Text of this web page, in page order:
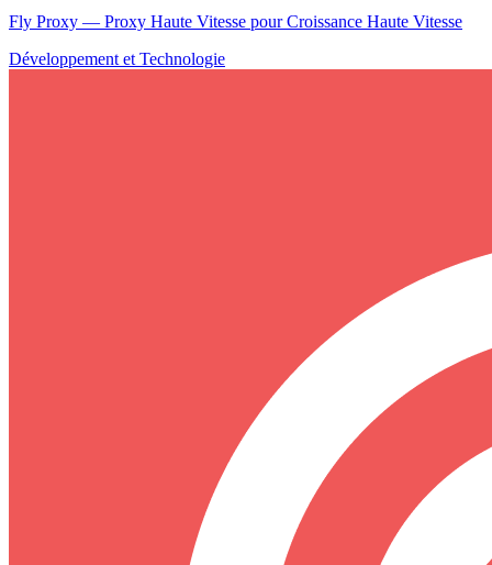
Fly Proxy — Proxy Haute Vitesse pour Croissance Haute Vitesse
Développement et Technologie